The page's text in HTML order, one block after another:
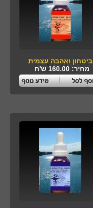
ביטחון ואהבה עצמית
מחיר: 160.00 ש'ח